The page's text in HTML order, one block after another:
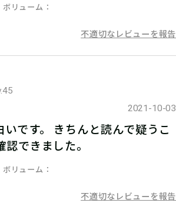
ボリューム
不適切なレビューを報告
2021-10-03
いです。 きちんと読んで疑うこ
できました。
ボリューム
不適切なレビューを報告